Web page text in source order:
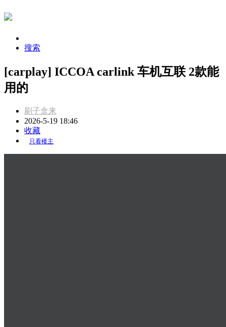
搜索
[carplay] ICCOA carlink 车机互联 2款能
用的
刷子盒来
2026-5-19 18:46
收藏
只看楼主